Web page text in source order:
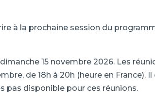
à la prochaine session du
15 novembre 2026. Les
de 18h à 20h (heure en
pas disponible pour ces réunions.